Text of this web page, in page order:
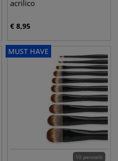
acrilico
€ 8,95
MUST HAVE
10 pennelli